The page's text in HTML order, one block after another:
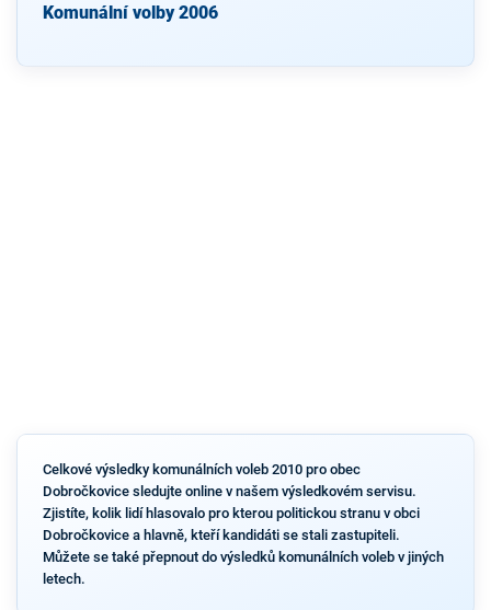
Komunální volby 2006
Celkové výsledky komunálních voleb 2010 pro obec
Dobročkovice sledujte online v našem výsledkovém servisu.
Zjistíte, kolik lidí hlasovalo pro kterou politickou stranu v obci
Dobročkovice a hlavně, kteří kandidáti se stali zastupiteli.
Můžete se také přepnout do výsledků komunálních voleb v jiných
letech.